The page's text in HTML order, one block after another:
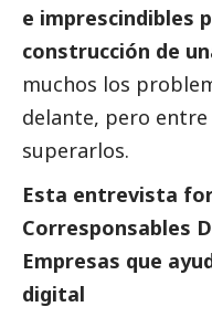
e imprescindibles
construcción de
muchos los
delante, pero
superarlos.
Esta entrevista
Corresponsables
Empresas que
digital